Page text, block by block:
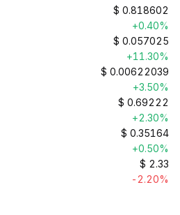
$ 0.818602
+0.40%
$ 0.057025
+11.30%
$ 0.00622039
+3.50%
$ 0.69222
+2.30%
$ 0.35164
+0.50%
$ 2.33
-2.20%